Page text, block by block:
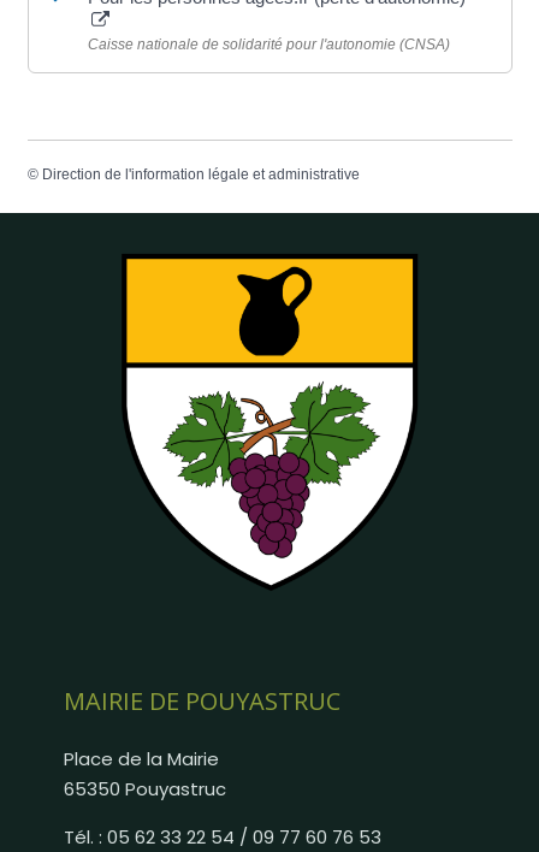
Caisse nationale de solidarité pour l'autonomie (CNSA)
© Direction de l'information légale et administrative
MAIRIE DE POUYASTRUC
Place de la Mairie
65350 Pouyastruc
Tél. : 05 62 33 22 54 / 09 77 60 76 53